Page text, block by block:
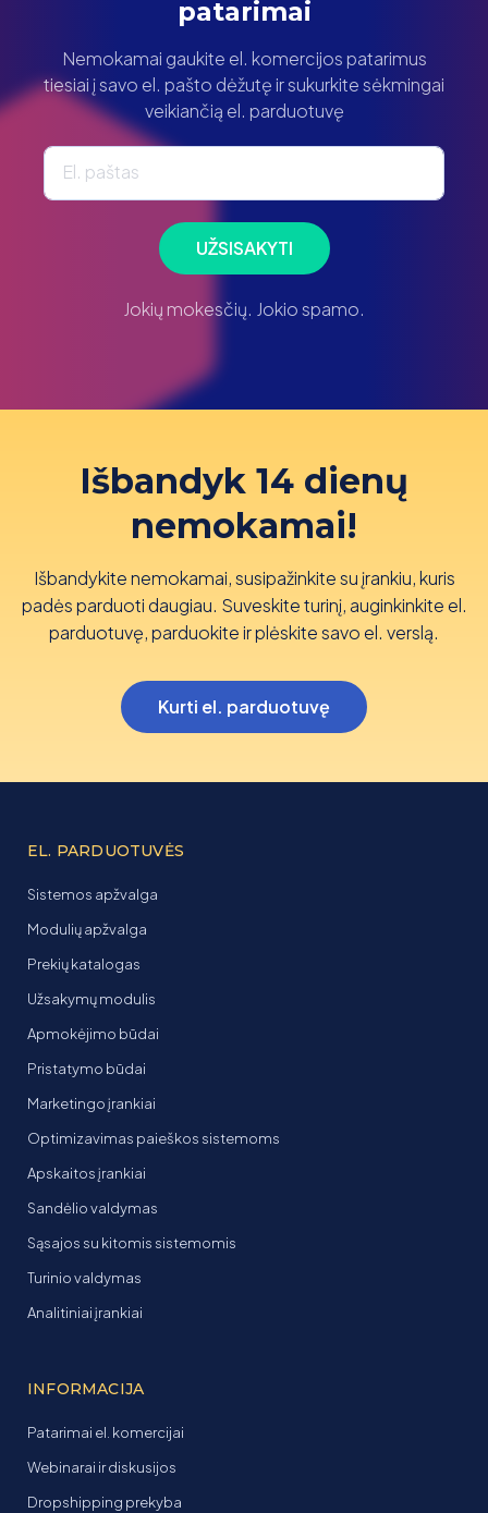
patarimai
Nemokamai gaukite el. komercijos patarimus
tiesiai į savo el. pašto dėžutę ir sukurkite sėkmingai
veikiančią el. parduotuvę
El. paštas
UŽSISAKYTI
Jokių mokesčių. Jokio spamo.
Išbandyk 14 dienų
nemokamai!
Išbandykite nemokamai, susipažinkite su įrankiu, kuris
padės parduoti daugiau. Suveskite turinį, auginkinkite el.
parduotuvę, parduokite ir plėskite savo el. verslą.
Kurti el. parduotuvę
EL. PARDUOTUVĖS
Sistemos apžvalga
Modulių apžvalga
Prekių katalogas
Užsakymų modulis
Apmokėjimo būdai
Pristatymo būdai
Marketingo įrankiai
Optimizavimas paieškos sistemoms
Apskaitos įrankiai
Sandėlio valdymas
Sąsajos su kitomis sistemomis
Turinio valdymas
Analitiniai įrankiai
INFORMACIJA
Patarimai el. komercijai
Webinarai ir diskusijos
Dropshipping prekyba